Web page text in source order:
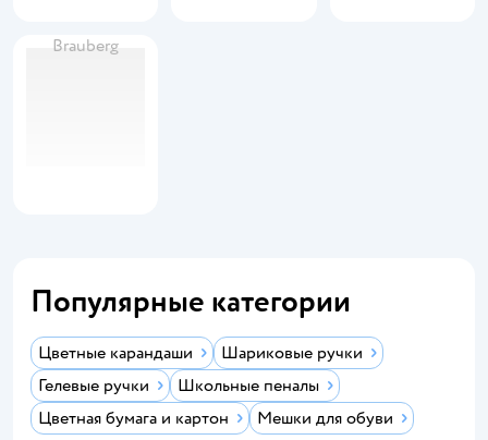
Brauberg
Популярные категории
Цветные карандаши
Шариковые ручки
Гелевые ручки
Школьные пеналы
Цветная бумага и картон
Мешки для обуви